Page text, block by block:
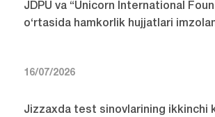
JDPU va “Unicorn International
o‘rtasida hamkorlik hujjatlari
16/07/2026
Jizzaxda test sinovlarining ikkinchi